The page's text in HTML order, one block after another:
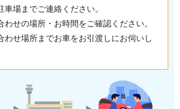
場までご連絡ください。
わせの場所・お時間をご確認ください。
わせ場所までお車をお引渡しにお伺いし